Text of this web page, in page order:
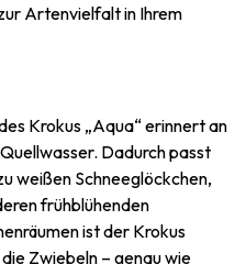
Artenvielfalt in Ihrem
Krokus „Aqua“ erinnert an
Dadurch passt
weißen Schneeglöckchen,
frühblühenden
ist der Krokus
Zwiebeln – genau wie